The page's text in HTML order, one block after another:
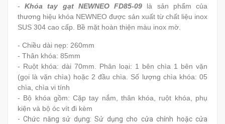
- Khóa tay gạt NEWNEO FD85-09 là sản phẩm của
thương hiệu khóa NEWNEO được sản xuất từ chất liệu inox
SUS 304 cao cấp. Bề mặt hoàn thiện màu inox mờ.
- Chiều dài nẹp: 260mm
- Thân khóa: 85mm
- Ruột khóa: dài 70mm. Phân loại: 1 bên chìa 1 bên vặn
(gọi là vặn chìa) hoặc 2 đầu chìa. Số lượng chìa khóa: 05
chìa, chìa vi tính
- Bộ khóa gồm: Cặp tay nắm, thân khóa, ruột khóa, phụ
kiện và bộ óc vít đi kèm
- Chức năng sử dụng: Sử dụng cho cửa chính hoặc cửa